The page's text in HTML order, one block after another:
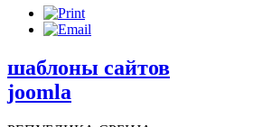
шаблоны сайтов
joomla